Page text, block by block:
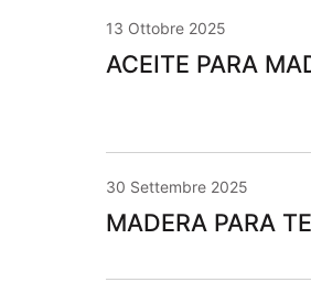
13 Ottobre 2025
ACEITE PARA
30 Settembre 2025
MADERA PARA